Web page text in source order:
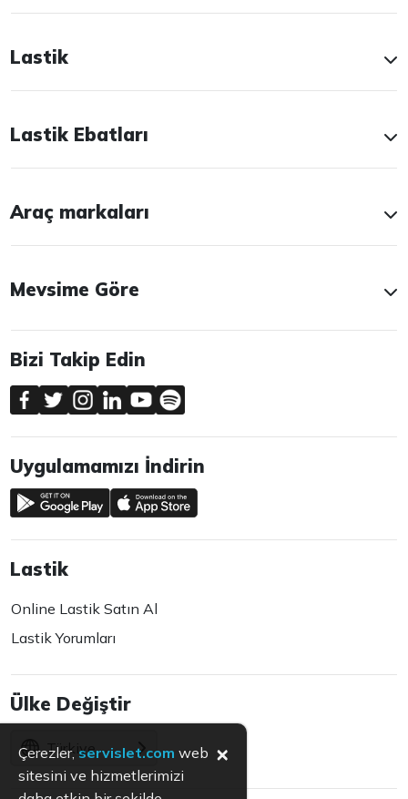
Lastik
Lastik Ebatları
Araç markaları
Mevsime Göre
Bizi Takip Edin
Uygulamamızı İndirin
Lastik
Online Lastik Satın Al
Lastik Yorumları
Ülke Değiştir
Türkiye
Çerezler, servislet.com web
sitesini ve hizmetlerimizi
×